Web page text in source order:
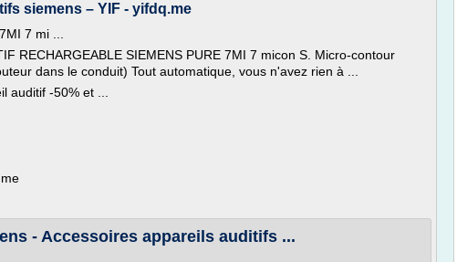
siemens – YIF - yifdq.me
7 mi ...
RECHARGEABLE SIEMENS PURE 7MI 7 micon S. Micro-contour
dans le conduit) Tout automatique, vous n'avez rien à ...
auditif -50% et ...
- Accessoires appareils auditifs ...